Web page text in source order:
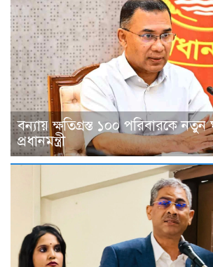
বন্যায় ক্ষতিগ্রস্ত ১০০ পরিবারকে
প্রধানমন্ত্রী